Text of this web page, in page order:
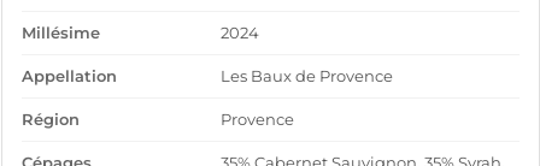
Millésime 2024
Appellation Les Baux de Provence
Région Provence